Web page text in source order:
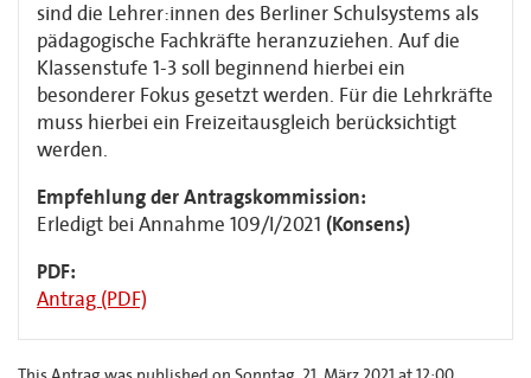
sind die Lehrer:innen des Berliner Schulsystems als
pädagogische Fachkräfte heranzuziehen. Auf die
Klassenstufe 1-3 soll beginnend hierbei ein
besonderer Fokus gesetzt werden. Für die Lehrkräfte
muss hierbei ein Freizeitausgleich berücksichtigt
werden.
Empfehlung der Antragskommission:
Erledigt bei Annahme 109/I/2021 (Konsens)
PDF:
Antrag (PDF)